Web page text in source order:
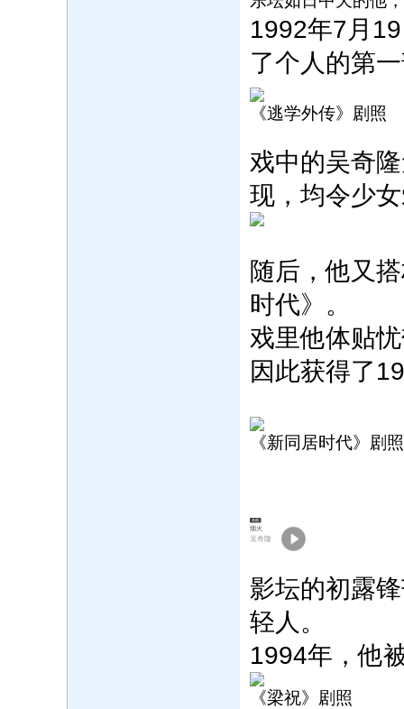
1992年7月
了个人的第
《逃学外传》剧照
戏中的吴奇
现，均令少
随后，他又
时代》。
戏里他体贴
因此获得了
《新同居时代》剧照
单曲
烟火
吴奇隆
影坛的初露
轻人。
1994年，他
《梁祝》剧照